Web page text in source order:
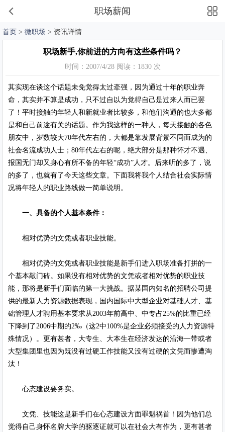
职场薪闻
首页 > 微职场 > 资讯详情
职场新手,你前进的方向有这些条件吗？
时间：2007/4/28 阅读：1830 次
其实现在谈这个话题未免觉得太过牵强，因为通过十年的职业奔
命，其实并不算是成功，只不过自以为觉得自己是过来人而已罢
了！平时接触的年轻人和新就业者比较多，和他们沟通的也大多都
是和自己前途有关的话题。作为我这样的一种人，每天接触的各色
朋友中，岁数较大70年代左右的，大都是靠发展背景不同而成为的
社会名流成功人士；80年代左右的呢，绝大部分是那种怀才不遇、
报国无门却又身心有所不备的年轻“成功”人才。后来听的多了，说
的多了，也就有了今天这些文章。下面我将我个人结合社会实际情
况将年轻人的职业路线做一简单说明。
一、具备的个人基本条件：
相对优势的文凭或者职业技能。
相对优势的文凭或者职业技能是新手们进入职场准备打拼的一
个基本敲门砖。如果没有相对优势的文凭或者相对优势的职业技
能，那将是新手们面临的第一大挑战。据某国内知名的招聘公司提
供的最新人力资源数据表现，国内国际中大型企业对基础人才、基
础管理人才聘用基本要求从2003年前高中、中专占25%的比重已经
下降到了2006中期的2‰（这2中100%是企业必须接受的人力资源特
殊情况）。更有甚者，大专生、大本生在经济发达的沿海一带或者
大型集团里也因为既没有过硬工作技能又没有过硬的文凭而惨遭淘
汰！
心态建设要务实。
文凭、技能这是新手们在心态建设方面罪魁祸首！因为他们总
觉得自己身怀名牌大学的驱逐证就可以在社会大有作为，更有甚者